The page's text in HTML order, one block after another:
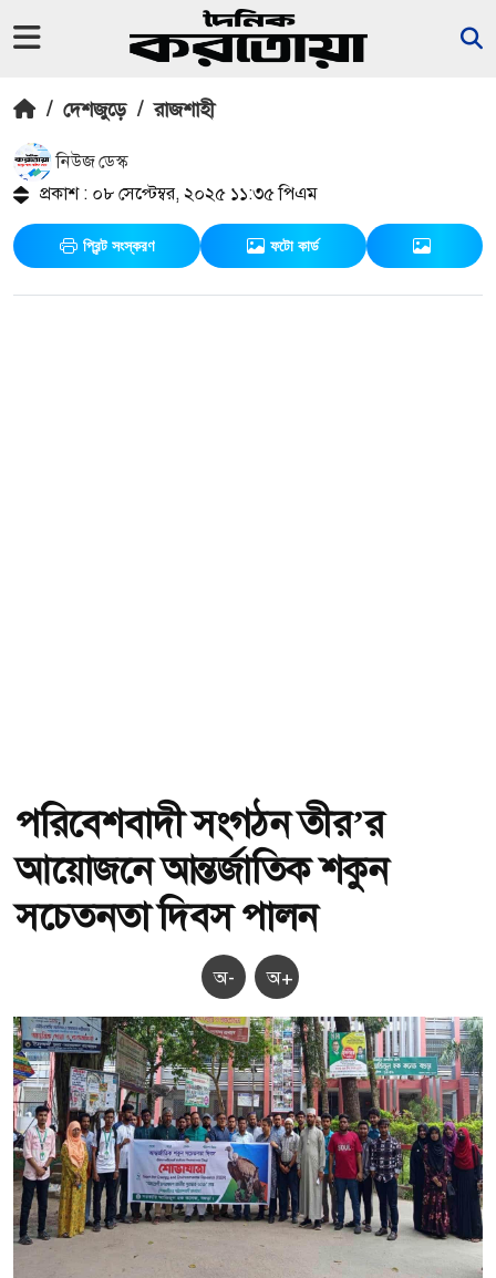
/ দেশজুড়ে / রাজশাহী
নিউজ ডেস্ক
প্রকাশ : ০৮ সেপ্টেম্বর, ২০২৫ ১১:৩৫ পিএম
প্রিন্ট সংস্করণ ফটো কার্ড
পরিবেশবাদী সংগঠন তীর’র
আয়োজনে আন্তর্জাতিক শকুন
সচেতনতা দিবস পালন
অ- অ+